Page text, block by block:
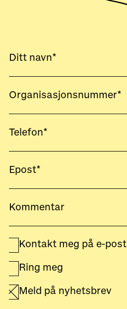
Kontakt meg på e-post
Ring meg
Meld på nyhetsbrev